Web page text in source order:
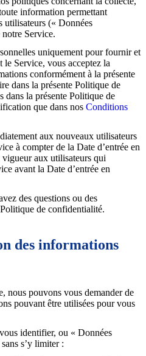
information permettant
utilisateurs (« Données
notre Service.
uniquement pour fournir et
Service, vous acceptez la
conformément à la présente
dans la présente Politique de
dans la présente Politique de
que dans nos Conditions
aux nouveaux utilisateurs
à compter de la Date d’entrée en
vigueur aux utilisateurs qui
avant la Date d’entrée en
des questions ou des
de confidentialité.
des informations
nous pouvons vous demander de
pouvant être utilisées pour vous
identifier, ou « Données
s’y limiter :